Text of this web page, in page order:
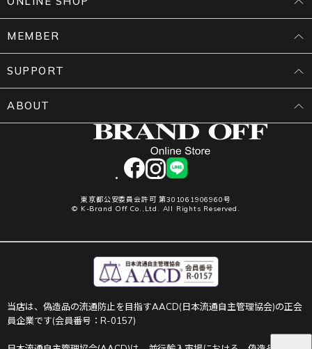
facebookinstagram
LINE
東京都公安委員会許可 第301061906960号
© K-Brand Off Co.,Ltd. All Rights Reserved.
MEMBER
SUPPORT
ABOUT
当店は、偽造品の流通防止を目指すAACD(日本流通自主管理協会)の正会
員企業です(会員番号：R-0157)